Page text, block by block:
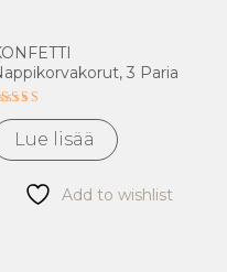
3 Paria
Arvostelu
5
Lue lisää
Add to wishlist